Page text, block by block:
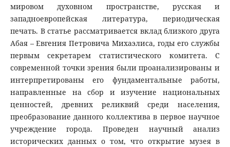
мировом духовном пространстве, русская и
западноевропейская литература, периодическая
печать. В статье рассматривается вклад близкого друга
Абая – Евгения Петровича Михаэлиса, годы его службы
первым секретарем статистического комитета. С
современной точки зрения были проанализированы и
интерпретированы его фундаментальные работы,
направленные на сбор и изучение национальных
ценностей, древних реликвий среди населения,
преобразование данного коллектива в первое научное
учреждение города. Проведен научный анализ
исторических данных о том, что открытие музея в